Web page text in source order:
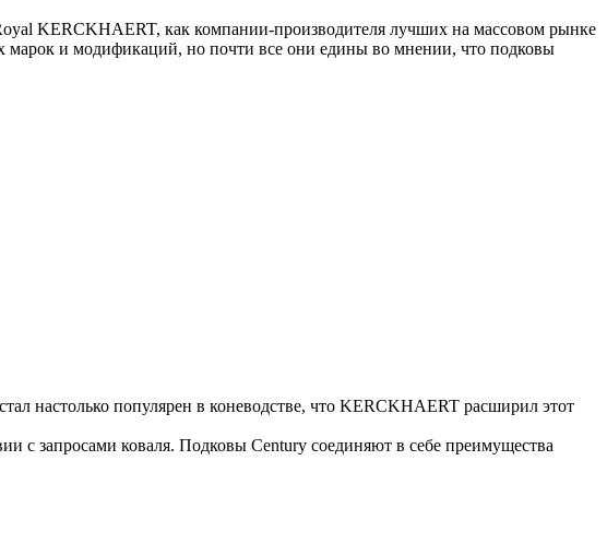
KERCKHAERT, как компании-производителя лучших на массовом рынке
и модификаций, но почти все они едины во мнении, что подковы
настолько популярен в коневодстве, что KERCKHAERT расширил этот
с запросами коваля. Подковы Century cоединяют в себе преимущества